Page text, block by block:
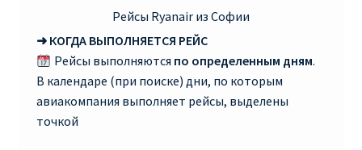
RYANAIR ПОРТУГАЛИЯ
RYANAIR ПОСАДОЧНЫЙ ТАЛОН – BOARDING PASS
Ryanair Россия
Рейсы Ryanair из Софии
➜ КОГДА ВЫПОЛНЯЕТСЯ РЕЙС
Рейсы выполняются по определенным дням.
В календаре (при поиске) дни, по которым
авиакомпания выполняет рейсы, выделены
точкой